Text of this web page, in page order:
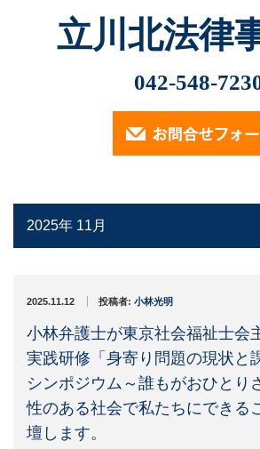
立川北法律
042-548-
2025年 11月
2025.11.12 投稿者: 小林光明
小林弁護士が東京社会福祉士会
実践研修「身寄り問題の現状と
シンポジウム～誰もがおひとり
性のある社会で私たちにできる
壇します。
遺言・相続・後見について
消費者被害・投資詐欺事件
企業法務
知的財産
小林光明弁護士が2026年2月6日
2025.11.12
（定員に達したため申込受付は
会主催の講演会「成年後見制度…
2024.7.18
小林光明弁護士が2024年7月18日
他主催の「2024年度第2回…
2023.11.29
２０２３年１１月２９日、小林